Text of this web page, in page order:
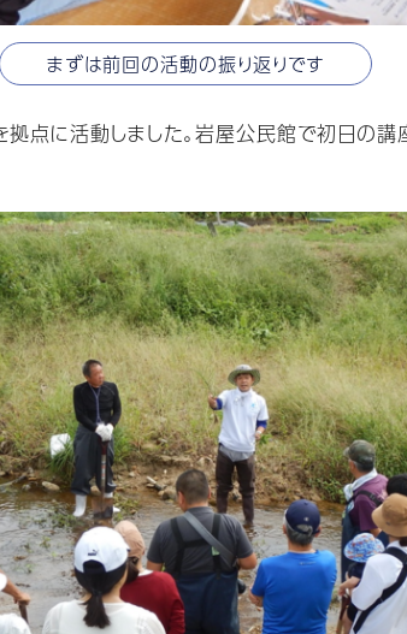
まずは前回の活動の振り返りです
点に活動しました。岩屋公民館で初日の